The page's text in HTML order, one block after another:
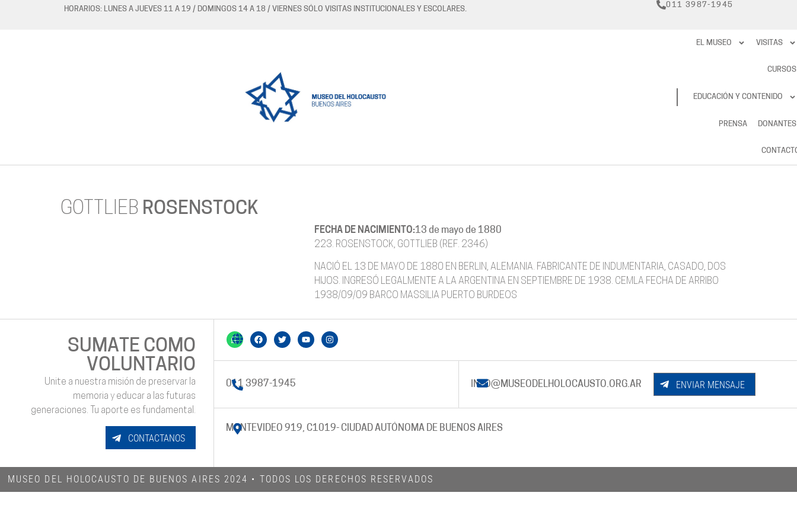
HORARIOS: LUNES A JUEVES 11 A 19 / DOMINGOS 14 A 18 / VIERNES SÓLO VISITAS INSTITUCIONALES Y ESCOLARES.
011 3987-1945
RESERVAS
EL MUSEO VISITAS
CURSOS
EDUCACIÓN Y CONTENIDO
PRENSA DONANTES
GOTTLIEB ROSENSTOCK
FECHA DE NACIMIENTO:13 de mayo de 1880
223. ROSENSTOCK, GOTTLIEB (REF. 2346)
NACIÓ EL 13 DE MAYO DE 1880 EN BERLIN, ALEMANIA. FABRICANTE DE INDUMENTARIA, CASADO, DOS
HIJOS. INGRESÓ LEGALMENTE A LA ARGENTINA EN SEPTIEMBRE DE 1938. CEMLA FECHA DE ARRIBO
1938/09/09 BARCO MASSILIA PUERTO BURDEOS
SUMATE COMO
VOLUNTARIO
Unite a nuestra misión de preservar la
memoria y educar a las futuras
generaciones. Tu aporte es fundamental.
CONTACTANOS
011 3987-1945 INFO@MUSEODELHOLOCAUSTO.ORG.AR ENVIAR MENSAJE
MONTEVIDEO 919, C1019- CIUDAD AUTÓNOMA DE BUENOS AIRES
MUSEO DEL HOLOCAUSTO DE BUENOS AIRES 2024​ • TODOS LOS DERECHOS RESERVADOS